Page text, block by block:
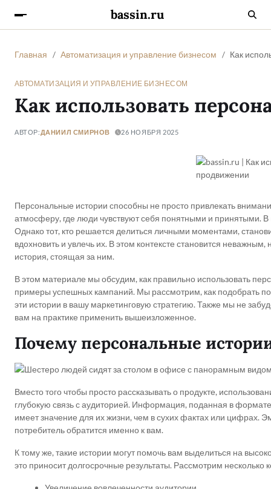
bassin.ru
Главная Автоматизация и управление бизнесом Как
АВТОМАТИЗАЦИЯ И УПРАВЛЕНИЕ БИЗНЕСОМ
Как использовать
АВТОР:ДАНИИЛ СМИРНОВ 26 НОЯБРЯ 2025
Персональные истории способны не просто привлекать
атмосферу, где люди чувствуют себя понятными и принятыми.
Однако тот, кто решается делиться личными моментами,
вдохновить и увлечь их. В этом контексте становится
история, стоящая за ним.
В этом материале мы обсудим, как правильно использовать
примеры успешных кампаний. Мы рассмотрим, как подобрать
эти истории в вашу маркетинговую стратегию. Также мы не
вам на практике применить вышеизложенное.
Почему персональные
Вместо того чтобы просто рассказывать о продукте,
глубокую связь с аудиторией. Информация, поданная в
имеет значение для их жизни, чем в сухих фактах или цифрах.
потребитель обратится именно к вам.
К тому же, такие истории могут помочь вам выделиться на
это приносит долгосрочные результаты. Рассмотрим